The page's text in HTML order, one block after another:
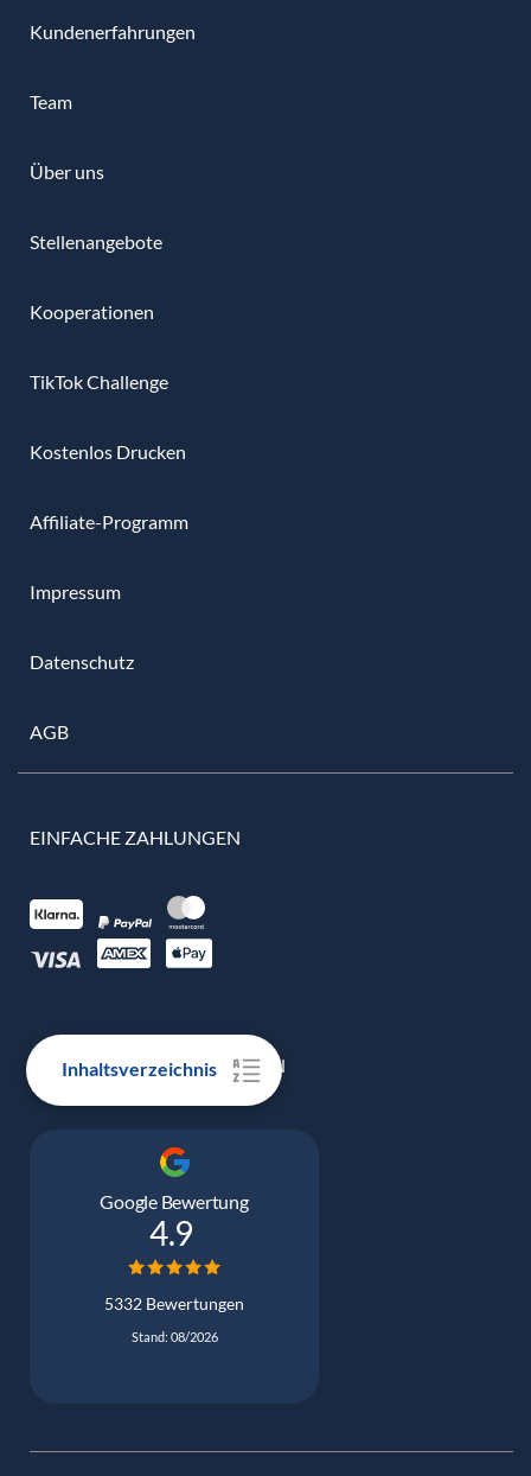
Inhaltsverzeichnis
Kundenerfahrungen
Team
Über uns
Stellenangebote
Kooperationen
TikTok Challenge
Kostenlos Drucken
Affiliate-Programm
Impressum
Datenschutz
AGB
EINFACHE ZAHLUNGEN
100% ECHTE BEWERTUNGEN
Google Bewertung
4.9
5332 Bewertungen
Stand: 08/2026